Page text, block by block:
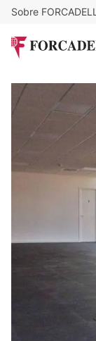
Sobre FORCADELL